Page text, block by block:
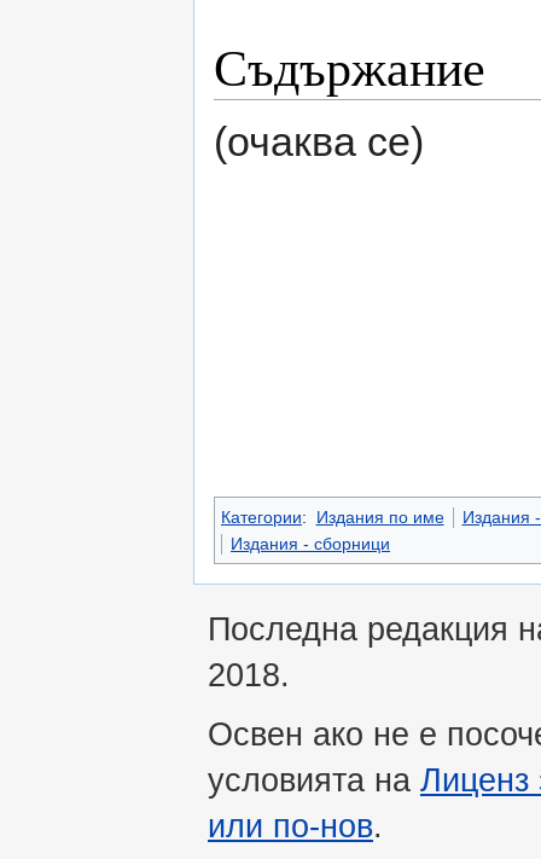
Съдържание
(очаква се)
Категории: Издания по име
Издания
Издания - сборници
Последна редакция
2018.
Освен ако не е
условията на Лиценз
или по-нов.